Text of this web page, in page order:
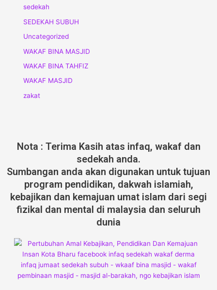
sedekah
SEDEKAH SUBUH
Uncategorized
WAKAF BINA MASJID
WAKAF BINA TAHFIZ
WAKAF MASJID
zakat
Nota : Terima Kasih atas infaq, wakaf dan
sedekah anda.
Sumbangan anda akan digunakan untuk tujuan
program pendidikan, dakwah islamiah,
kebajikan dan kemajuan umat islam dari segi
fizikal dan mental di malaysia dan seluruh
dunia